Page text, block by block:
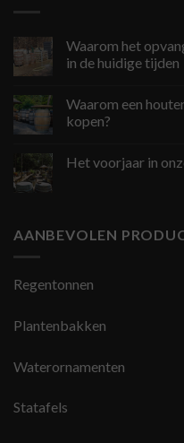
Waarom het
in de huidige tijden
Waarom een
kopen?
Het voorjaar in
AANBEVOLEN
Regentonnen
Plantenbakken
Waterornamenten
Statafels